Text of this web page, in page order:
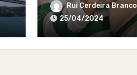
Rui Cerdeira Branco
25/04/2024